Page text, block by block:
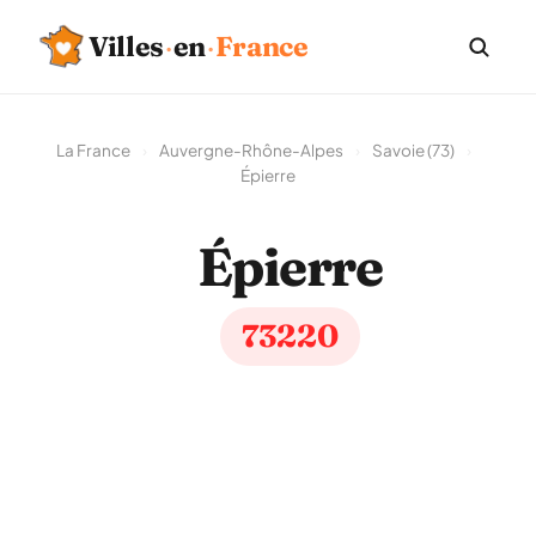
Villes·en·France
La France Auvergne-Rhône-Alpes Savoie (73)
Épierre
Épierre
73220